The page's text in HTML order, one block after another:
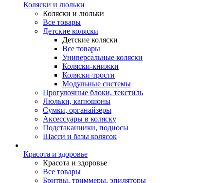
Коляски и люльки
Коляски и люльки
Все товары
Детские коляски
Детские коляски
Все товары
Универсальные коляски
Коляски-книжки
Коляски-трости
Модульные системы
Прогулочные блоки, текстиль
Люльки, капюшоны
Сумки, органайзеры
Аксессуары в коляску
Подстаканники, подносы
Шасси и базы колясок
Красота и здоровье
Красота и здоровье
Все товары
Бритвы, триммеры, эпиляторы